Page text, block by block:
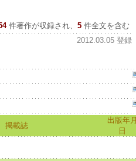
件著作が収録され、 5件全文を含む
2012.03.05 登録
掲載誌
出版年月
日